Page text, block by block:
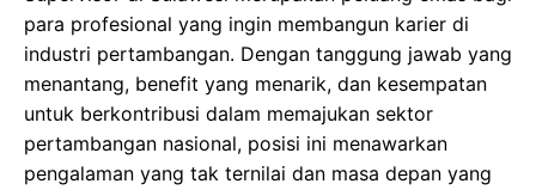
para profesional yang ingin membangun karier di
industri pertambangan. Dengan tanggung jawab yang
menantang, benefit yang menarik, dan kesempatan
untuk berkontribusi dalam memajukan sektor
pertambangan nasional, posisi ini menawarkan
pengalaman yang tak ternilai dan masa depan yang